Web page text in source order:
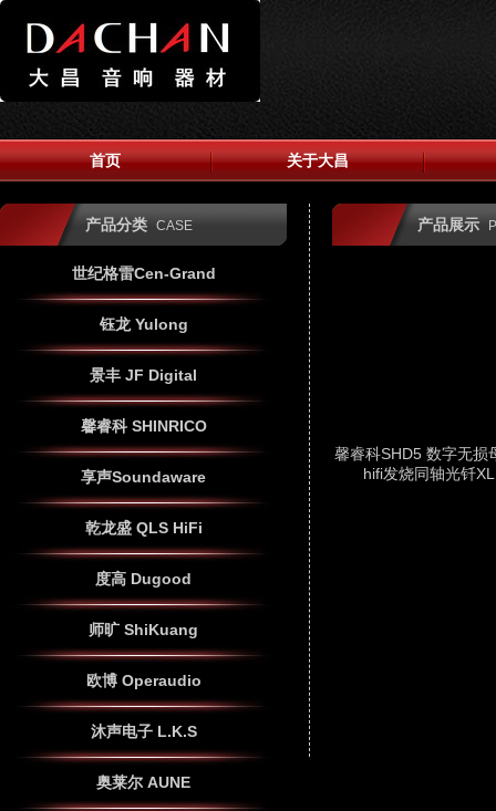
首页 关于大昌
产品分类 CASE
世纪格雷Cen-Grand
钰龙 Yulong
景丰 JF Digital
馨睿科 SHINRICO
享声Soundaware
乾龙盛 QLS HiFi
度高 Dugood
师旷 ShiKuang
欧博 Operaudio
沐声电子 L.K.S
奥莱尔 AUNE
产品展示
馨睿科SHD5 数字无损
hifi发烧同轴光钎